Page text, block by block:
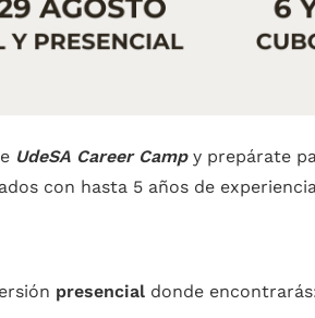
UdeSA Career Campy prepárate
con hasta 5 años de
presencial donde